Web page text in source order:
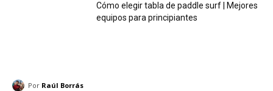
Cómo elegir tabla de paddle surf | Mejores
equipos para principiantes
Por Raúl Borrás